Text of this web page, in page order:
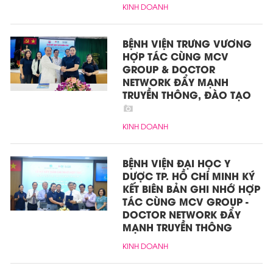
KINH DOANH
BỆNH VIỆN TRƯNG VƯƠNG
HỢP TÁC CÙNG MCV
GROUP & DOCTOR
NETWORK ĐẨY MẠNH
TRUYỀN THÔNG, ĐÀO TẠO
KINH DOANH
BỆNH VIỆN ĐẠI HỌC Y
DƯỢC TP. HỒ CHÍ MINH KÝ
KẾT BIÊN BẢN GHI NHỚ HỢP
TÁC CÙNG MCV GROUP -
DOCTOR NETWORK ĐẨY
MẠNH TRUYỀN THÔNG
KINH DOANH